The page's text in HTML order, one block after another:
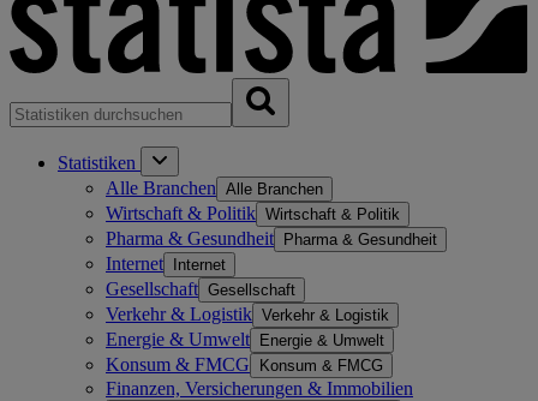
Statistiken
Alle Branchen Alle Branchen
Wirtschaft & Politik Wirtschaft & Politik
Pharma & Gesundheit Pharma & Gesundheit
Internet Internet
Gesellschaft Gesellschaft
Verkehr & Logistik Verkehr & Logistik
Energie & Umwelt Energie & Umwelt
Konsum & FMCG Konsum & FMCG
Finanzen, Versicherungen & Immobilien